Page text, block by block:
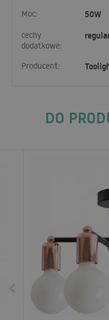
Moc: 50W
cechy
dodatkowe:
Producent:
DO